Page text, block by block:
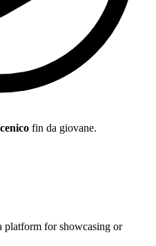
fin da giovane.
platform for showcasing or